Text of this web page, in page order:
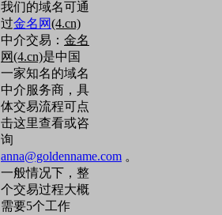
我们的域名可通
过金名网(4.cn)
中介交易： 金名
网(4.cn)是中国
一家知名的域名
中介服务商，具
体交易流程可点
击这里查看或咨
询
anna@goldenname.com 。
一般情况下，整
个交易过程大概
需要5个工作